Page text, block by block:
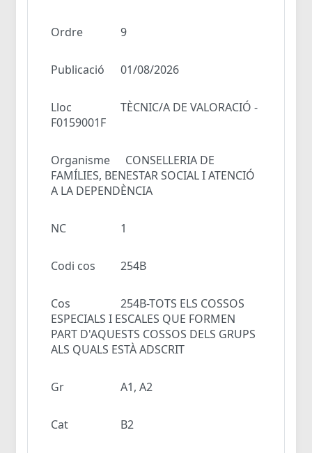
Ordre 9
Publicació 01/08/2026
Lloc
TÈCNIC/A DE VALORACIÓ -
F0159001F
Organisme
CONSELLERIA DE
FAMÍLIES, BENESTAR SOCIAL I ATENCIÓ
A LA DEPENDÈNCIA
NC 1
Codi cos 254B
Cos
254B-TOTS ELS COSSOS
ESPECIALS I ESCALES QUE FORMEN
PART D'AQUESTS COSSOS DELS GRUPS
ALS QUALS ESTÀ ADSCRIT
Gr A1, A2
Cat B2